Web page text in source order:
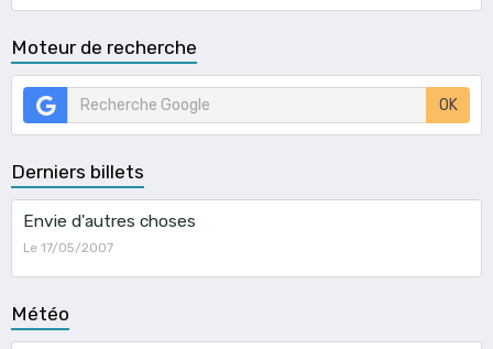
Moteur de recherche
OK
Derniers billets
Envie d'autres choses
Le 17/05/2007
Météo